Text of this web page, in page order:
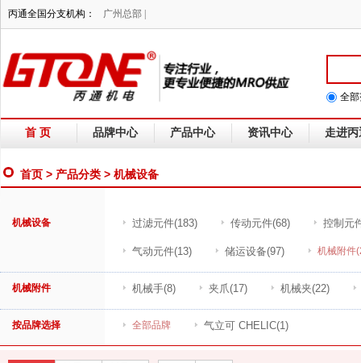
丙通全国分支机构： 广州总部 |
全
首 页 品牌中心 产品中心 资讯中心 走进丙
首页 > 产品分类 > 机械设备
机械设备 过滤元件(183) 传动元件(68) 控制元
气动元件(13) 储运设备(97) 机械附件
机械附件 机械手(8) 夹爪(17) 机械夹(22)
按品牌选择 全部品牌 气立可 CHELIC(1)